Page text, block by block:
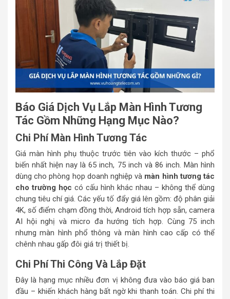
Báo Giá Dịch Vụ Lắp Màn Hình Tương
Tác Gồm Những Hạng Mục Nào?
Chi Phí Màn Hình Tương Tác
Giá màn hình phụ thuộc trước tiên vào kích thước – phổ
biến nhất hiện nay là 65 inch, 75 inch và 86 inch. Màn hình
dùng cho phòng họp doanh nghiệp và màn hình tương tác
cho trường học có cấu hình khác nhau – không thể dùng
chung tiêu chí giá. Các yếu tố đẩy giá lên gồm: độ phân giải
4K, số điểm chạm đồng thời, Android tích hợp sẵn, camera
AI hội nghị và micro đa hướng tích hợp. Cùng 75 inch
nhưng màn hình phổ thông và màn hình cao cấp có thể
chênh nhau gấp đôi giá trị thiết bị.
Chi Phí Thi Công Và Lắp Đặt
Đây là hạng mục nhiều đơn vị không đưa vào báo giá ban
đầu – khiến khách hàng bất ngờ khi thanh toán. Chi phí thi